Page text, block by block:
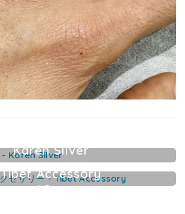
Karen Silver
カレンシルバーアクセサリー
Tibet Accessory
チベット仏具アクセサリー